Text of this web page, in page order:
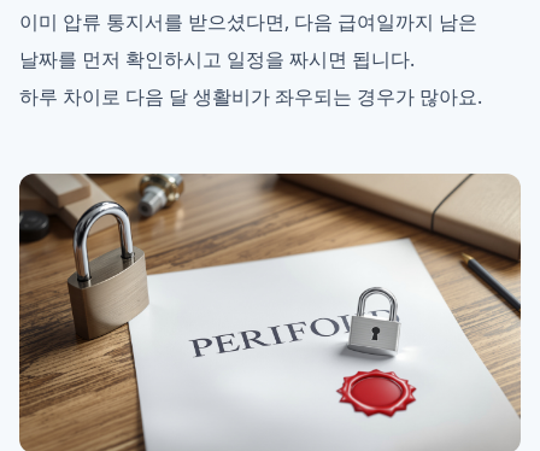
이미 압류 통지서를 받으셨다면, 다음 급여일까지 남은
날짜를 먼저 확인하시고 일정을 짜시면 됩니다.
하루 차이로 다음 달 생활비가 좌우되는 경우가 많아요.